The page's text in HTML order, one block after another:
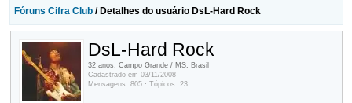
Fóruns Cifra Club/ Detalhes do usuário DsL-Hard Rock
DsL-Hard Rock
32 anos, Campo Grande / MS, Brasil
Cadastrado em 03/11/2008
Mensagens: 805 · Tópicos: 23